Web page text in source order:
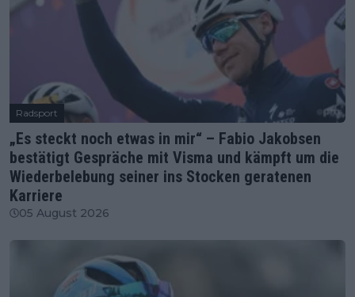
Radsport
„Es steckt noch etwas in mir“ – Fabio Jakobsen
bestätigt Gespräche mit Visma und kämpft um die
Wiederbelebung seiner ins Stocken geratenen
Karriere
05 August 2026